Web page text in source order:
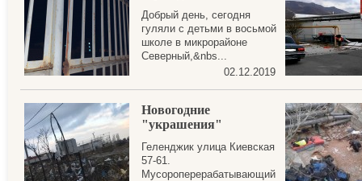
Добрый день, сегодня
гуляли с детьми в восьмой
школе в микрорайоне
Северный,&nbs...
02.12.2019
Новогодние
"украшения"
Геленджик улица Киевская
57-61.
Мусороперерабатывающий